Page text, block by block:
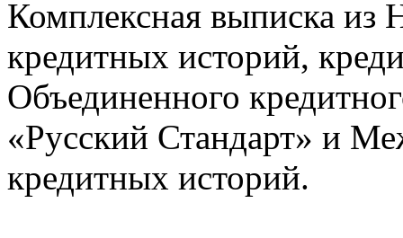
Комплексная выписка из
кредитных историй,
Объединенного
«Русский Стандарт» и
кредитных историй.